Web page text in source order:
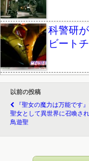
科警研
ビート
以前の投稿
『聖女の魔力は万能です
聖女として異世界に召喚さ
鳥遊聖